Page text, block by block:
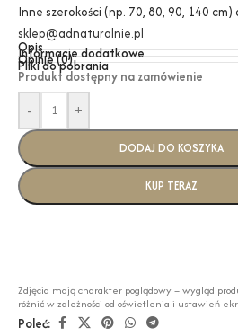
Inne szerokości (np. 70, 80, 90, 140
sklep@adnaturalnie.pl
Opis
Informacje dodatkowe
Opinie (0)
Pliki do pobrania
Produkt dostępny na zamówienie
-
+
DODAJ DO KOSZYKA
KUP TERAZ
Zdjęcia mają charakter poglądowy – wygląd
różnić w zależności od oświetlenia i ustawień
Poleć: